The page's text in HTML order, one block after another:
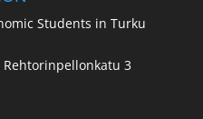
Students in Turku
Rehtorinpellonkatu 3